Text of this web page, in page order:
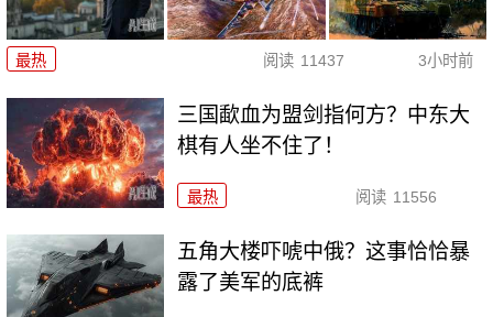
最热 阅读 11437 3小时前
三国歃血为盟剑指何方？中东大
棋有人坐不住了！
最热 阅读 11556
五角大楼吓唬中俄？这事恰恰暴
露了美军的底裤